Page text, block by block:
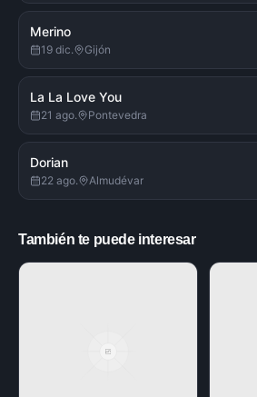
Merino
19 dic. Gijón
La La Love You
21 ago. Pontevedra
Dorian
22 ago. Almudévar
También te puede interesar